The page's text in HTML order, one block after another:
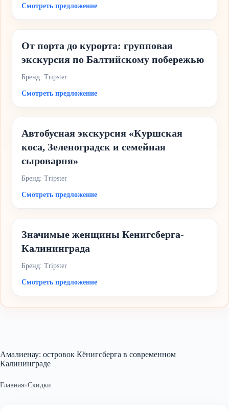
Смотреть предложение
От порта до курорта: групповая
экскурсия по Балтийскому побережью
Бренд: Tripster
Смотреть предложение
Автобусная экскурсия «Куршская
коса, Зеленоградск и семейная
сыроварня»
Бренд: Tripster
Смотреть предложение
Значимые женщины Кенигсберга-
Калининграда
Бренд: Tripster
Смотреть предложение
Амалиенау: островок Кёнигсберга в современном
Калининграде
Главная»Скидки